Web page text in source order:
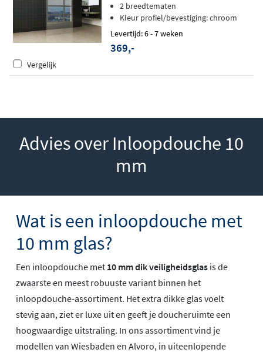
2 breedtematen
Kleur profiel/bevestiging: chroom
Levertijd: 6 - 7 weken
369,-
Vergelijk
Advies over Inloopdouche 10
mm
Wat is een inloopdouche met
10 mm glas?
Een inloopdouche met 10 mm dik veiligheidsglas is de
zwaarste en meest robuuste variant binnen het
inloopdouche-assortiment. Het extra dikke glas voelt
stevig aan, ziet er luxe uit en geeft je doucheruimte een
hoogwaardige uitstraling. In ons assortiment vind je
modellen van Wiesbaden en Alvoro, in uiteenlopende